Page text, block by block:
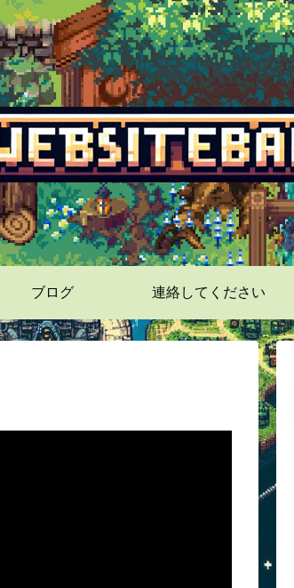
ブログ 連絡してください